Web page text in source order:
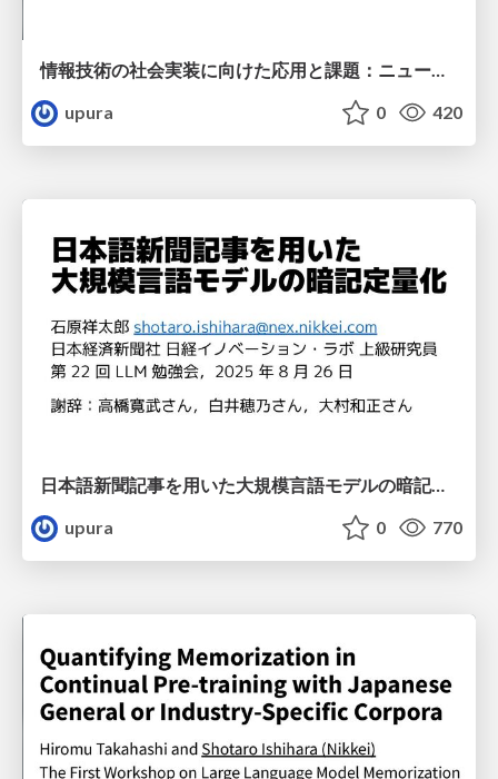
情報技術の社会実装に向けた応用と課題：ニュースメディアの事例から / appmech-jsce 2025
upura
0 420
日本語新聞記事を用いた大規模言語モデルの暗記定量化 / LLMC2025
upura
0 770